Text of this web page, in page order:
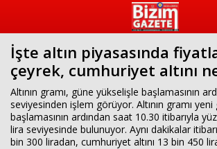
İşte altın piyasasında
çeyrek, cumhuriyet altını
Altının gramı, güne yükselişle başlamasının
seviyesinden işlem görüyor. Altının gramı
başlamasının ardından saat 10.30 itibarıyla
lira seviyesinde bulunuyor. Aynı dakikalar
bin 300 liradan, cumhuriyet altını 13 bin 450